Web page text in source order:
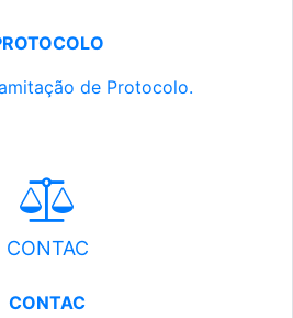
de Protocolo.
CONTAC
CONTAC